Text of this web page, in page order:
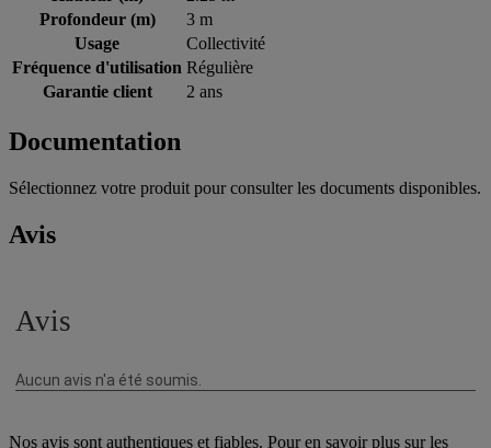
Profondeur (m)
3 m
Usage
Collectivité
Fréquence d'utilisation Régulière
Garantie client
2 ans
Documentation
Sélectionnez votre produit pour consulter les documents disponibles.
Avis
Nos avis sont authentiques et fiables. Pour en savoir plus sur les